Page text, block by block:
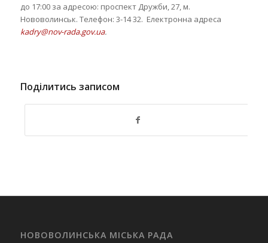
до 17:00 за адресою: проспект Дружби, 27, м.
Нововолинськ. Телефон: 3-14 32. Електронна адреса
kadry@nov-rada.gov.ua.
Поділитись записом
НОВОВОЛИНСЬКА МІСЬКА РАДА